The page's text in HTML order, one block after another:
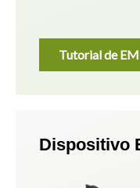
Tutorial de
Dispositivo